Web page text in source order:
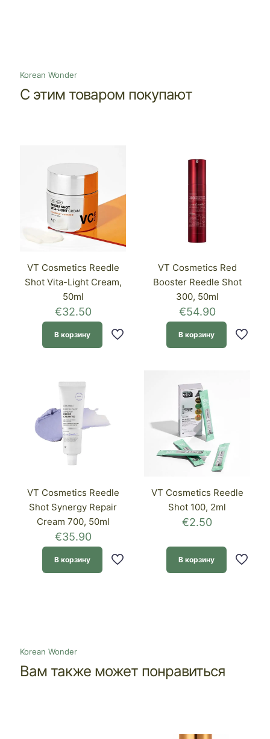
Korean Wonder
С этим товаром покупают
VT Cosmetics Reedle
Shot Vita-Light Cream,
50ml
€32.50
В корзину
VT Cosmetics Red
Booster Reedle Shot
300, 50ml
€54.90
В корзину
VT Cosmetics Reedle
Shot Synergy Repair
Cream 700, 50ml
€35.90
В корзину
VT Cosmetics Reedle
Shot 100, 2ml
€2.50
В корзину
Korean Wonder
Вам также может понравиться